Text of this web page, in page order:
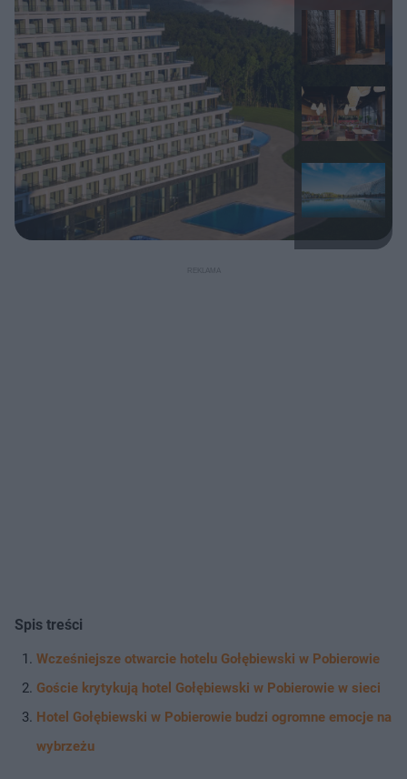
Spis treści
Wcześniejsze otwarcie hotelu Gołębiewski w Pobierowie
Goście krytykują hotel Gołębiewski w Pobierowie w sieci
Hotel Gołębiewski w Pobierowie budzi ogromne emocje na
wybrzeżu